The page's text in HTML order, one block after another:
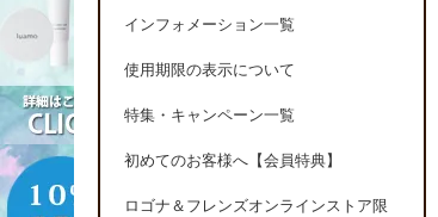
インフォメーション一覧
使用期限の表示について
特集・キャンペーン一覧
初めてのお客様へ【会員特典】
ロゴナ＆フレンズオンラインストア限